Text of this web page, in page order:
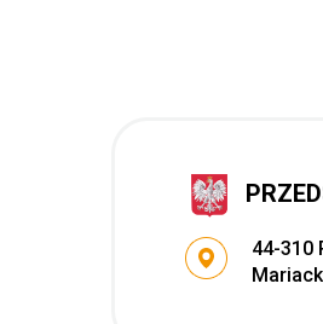
Adres
44-310